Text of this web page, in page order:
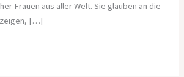
Frauen aus aller Welt. Sie glauben an die
zeigen, […]